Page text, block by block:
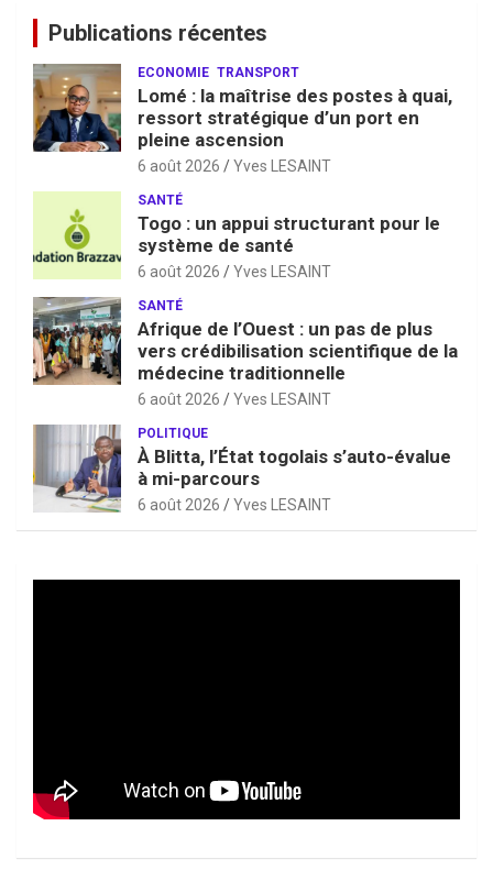
Publications récentes
ECONOMIE TRANSPORT
Lomé : la maîtrise des postes à quai,
ressort stratégique d’un port en
pleine ascension
6 août 2026 Yves LESAINT
SANTÉ
Togo : un appui structurant pour le
système de santé
6 août 2026 Yves LESAINT
SANTÉ
Afrique de l’Ouest : un pas de plus
vers crédibilisation scientifique de la
médecine traditionnelle
6 août 2026 Yves LESAINT
POLITIQUE
À Blitta, l’État togolais s’auto-évalue
à mi-parcours
6 août 2026 Yves LESAINT